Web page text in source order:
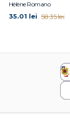
Hélène Romano
35.01 lei 58.35 lei